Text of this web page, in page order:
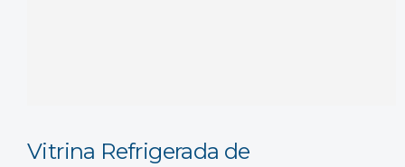
Vitrina Refrigerada de